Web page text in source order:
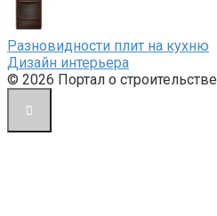
Разновидности плит на кухню
Дизайн интерьера
© 2026 Портал о